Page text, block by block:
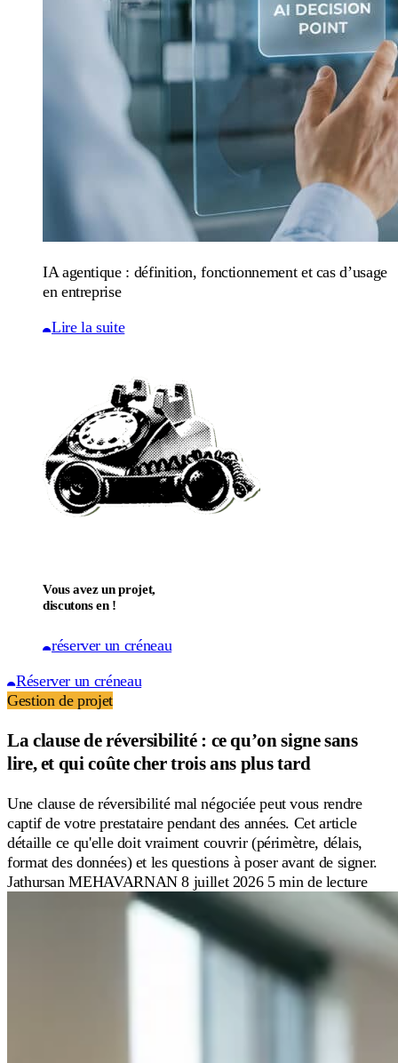
IA agentique : définition, fonctionnement et cas d’usage
en entreprise
Lire la suite
Vous avez un projet,
discutons en !
réserver un créneau
Réserver un créneau
Gestion de projet
La clause de réversibilité : ce qu’on signe sans
lire, et qui coûte cher trois ans plus tard
Une clause de réversibilité mal négociée peut vous rendre
captif de votre prestataire pendant des années. Cet article
détaille ce qu'elle doit vraiment couvrir (périmètre, délais,
format des données) et les questions à poser avant de signer.
Jathursan MEHAVARNAN 8 juillet 2026 5 min de lecture